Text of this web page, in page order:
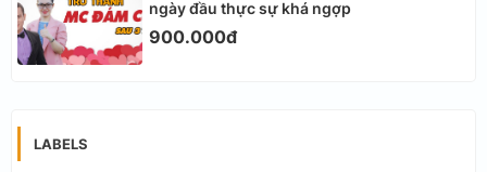
ngày đầu thực sự khá ngợp
900.000đ
LABELS